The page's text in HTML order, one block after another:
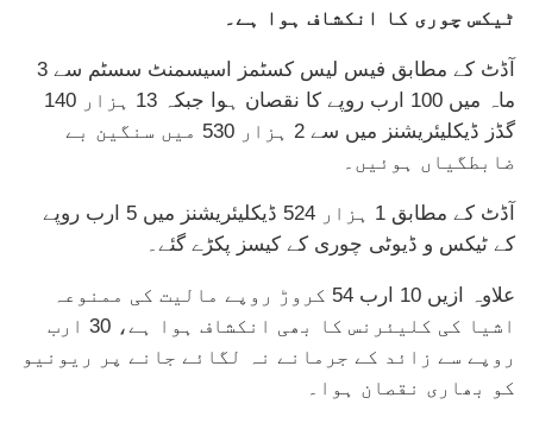
ٹیکس چوری کا انکشاف ہوا ہے۔
آڈٹ کے مطابق فیس لیس کسٹمز اسیسمنٹ سسٹم سے 3
ماہ میں 100 ارب روپے کا نقصان ہوا جبکہ 13 ہزار 140
گڈز ڈیکلیئریشنز میں سے 2 ہزار 530 میں سنگین بے
ضابطگیاں ہوئیں۔
آڈٹ کے مطابق 1 ہزار 524 ڈیکلیئریشنز میں 5 ارب روپے
کے ٹیکس و ڈیوٹی چوری کے کیسز پکڑے گئے۔
علاوہ ازیں 10 ارب 54 کروڑ روپے مالیت کی ممنوعہ
اشیا کی کلیئرنس کا بھی انکشاف ہوا ہے، 30 ارب
روپے سے زائد کے جرمانے نہ لگائے جانے پر ریونیو
کو بھاری نقصان ہوا۔